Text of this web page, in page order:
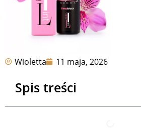
Wioletta 11 maja, 2026
Spis treści